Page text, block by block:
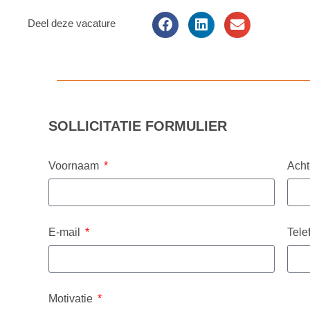
Deel deze vacature
SOLLICITATIE FORMULIER
Voornaam
E-mail
Motivatie